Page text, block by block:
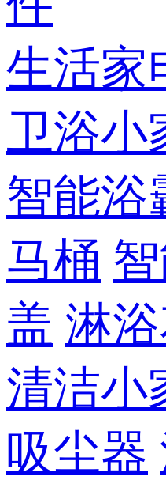
生活家
卫浴小
智能浴
马桶
盖 淋
清洁小
吸尘器